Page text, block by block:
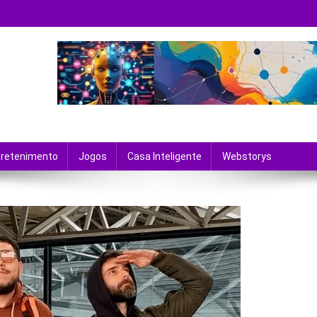
Jogos Casa Inteligente Webstorys